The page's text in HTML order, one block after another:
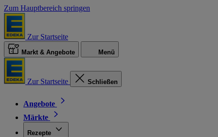
Zum Hauptbereich springen
Zur Startseite
Markt & Angebote Menü
Zur Startseite Schließen
Angebote
Märkte
Rezepte